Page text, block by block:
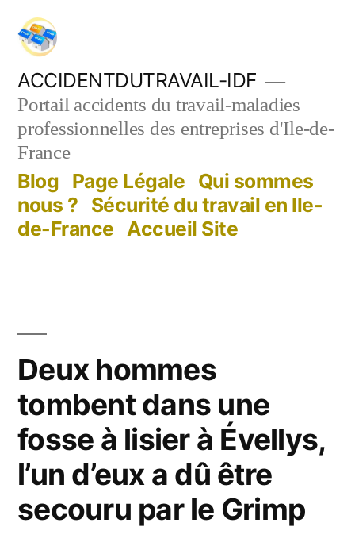
Aller
contenu
ACCIDENTDUTRAVAIL-IDF
Portail accidents du travail-maladies
professionnelles des entreprises d'Ile-de-
France
Blog Page Légale Qui sommes
nous ? Sécurité du travail en Ile-
de-France Accueil Site
Deux hommes
tombent dans une
fosse à lisier à Évellys,
l’un d’eux a dû être
secouru par le Grimp